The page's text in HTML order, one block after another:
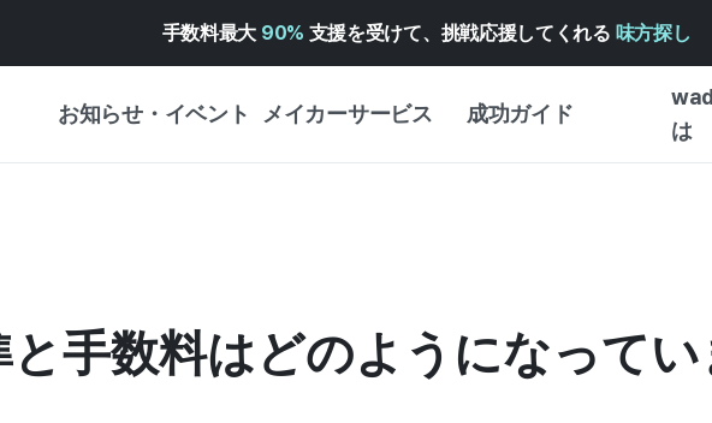
手数料最大 90% 支援を受けて、挑戦応援してくれる 味方探し
お知らせ・イベント メイカーサービス 成功ガイド
は
企画展カレンダー
WADIZアワード ↗︎
成功ストーリー
創作型
ビジネ
手数料はどのようになって